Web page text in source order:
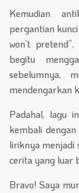
Kemudian
pergantian
won’t
begitu
sebelumnya,
mendengarkan
Padahal, lagu
kembali
liriknya menjadi
cerita yang luar
Bravo! Saya